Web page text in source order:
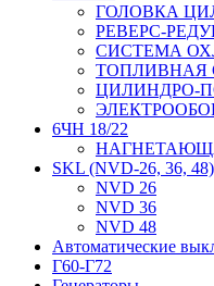
ГОЛОВКА
РЕВЕРС-
СИСТЕМА
ТОПЛИВНАЯ
ЦИЛИНДРО-
6ЧН 18/22
SKL (NVD-26, 36, 48)
NVD 26
NVD 36
NVD 48
Автоматические
Г60-Г72